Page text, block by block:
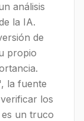
análisis
la IA.
de
propio
la fuente
los
un truco